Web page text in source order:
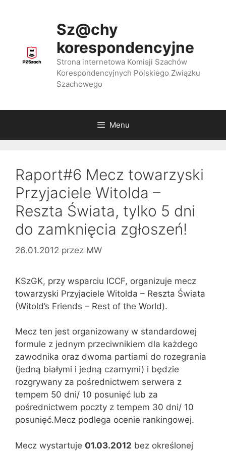
Sz@chy
korespondencyjne
Strona internetowa Komisji Szachów
Korespondencyjnych Polskiego Związku
Szachowego
Menu
Raport#6 Mecz towarzyski
Przyjaciele Witolda –
Reszta Świata, tylko 5 dni
do zamknięcia zgłoszeń!
26.01.2012 przez MW
KSzGK, przy wsparciu ICCF, organizuje mecz
towarzyski Przyjaciele Witolda – Reszta Świata
(Witold’s Friends – Rest of the World).
Mecz ten jest organizowany w standardowej
formule z jednym przeciwnikiem dla każdego
zawodnika oraz dwoma partiami do rozegrania
(jedną białymi i jedną czarnymi) i będzie
rozgrywany za pośrednictwem serwera z
tempem 50 dni/ 10 posunięć lub za
pośrednictwem poczty z tempem 30 dni/ 10
posunięć.Mecz podlega ocenie rankingowej.
Mecz wystartuje 01.03.2012 bez określonej